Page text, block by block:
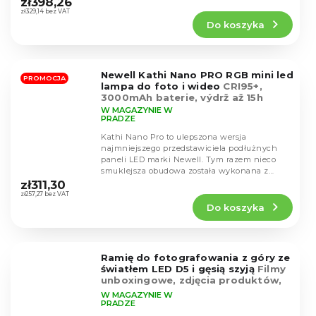
produktu
gwiazdek.
zł329,14 bez VAT
Do koszyka
PROMOCJA
Newell Kathi Nano PRO RGB mini led
lampa do foto i wideo CRI95+,
3000mAh baterie, výdrž až 15h
ocena
produktu
W MAGAZYNIE W
PRADZE
zł257,27 bez VAT
zł311,30
Do koszyka
Kathi Nano Pro to ulepszona wersja
najmniejszego przedstawiciela podłużnych
paneli LED marki Newell. Tym razem nieco
smuklejsza obudowa została wykonana z
Ramię do fotografowania z góry ze
światłem LED D5 i gęsią szyją Filmy
unboxingowe, zdjęcia produktów,
flatlay
W MAGAZYNIE W
PRADZE